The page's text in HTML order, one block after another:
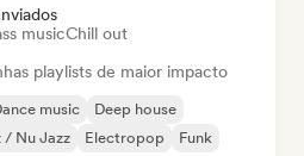
musicChill out
playlists de maior impacto
music
Deep house
/ Nu Jazz Electropop
Funk